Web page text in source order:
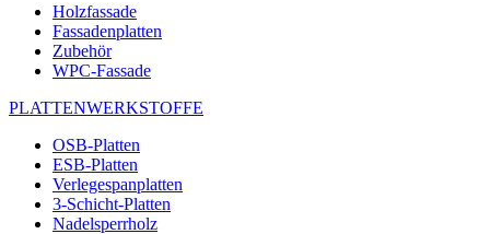
Holzfassade
Fassadenplatten
Zubehör
WPC-Fassade
PLATTENWERKSTOFFE
OSB-Platten
ESB-Platten
Verlegespanplatten
3-Schicht-Platten
Nadelsperrholz